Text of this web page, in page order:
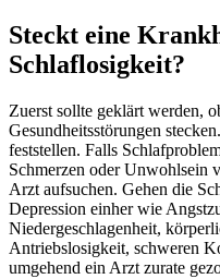
Steckt eine
Schlaflosigkeit?
Zuerst sollte geklärt werden,
Gesundheitsstörungen
feststellen. Falls
Schmerzen oder Unwohlsein
Arzt aufsuchen. Gehen die
Depression einher wie
Niedergeschlagenheit,
Antriebslosigkeit, schweren
umgehend ein Arzt zurate